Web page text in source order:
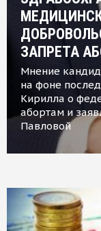
ЗАПРЕТА
Мнение
на фоне
Кирилла о
абортам и
Павловой